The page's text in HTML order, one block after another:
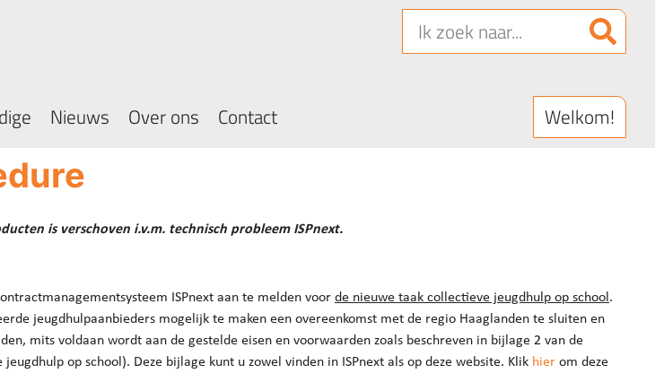
Nieuws Over ons Contact Welkom!
is verschoven i.v.m. technisch probleem ISPnext.
ISPnext aan te melden voor de nieuwe taak collectieve jeugdhulp op school.
jeugdhulpaanbieders mogelijk te maken een overeenkomst met de regio Haaglanden te sluiten en
mits voldaan wordt aan de gestelde eisen en voorwaarden zoals beschreven in bijlage 2 van de
op school). Deze bijlage kunt u zowel vinden in ISPnext als op deze website. Klik hier om deze